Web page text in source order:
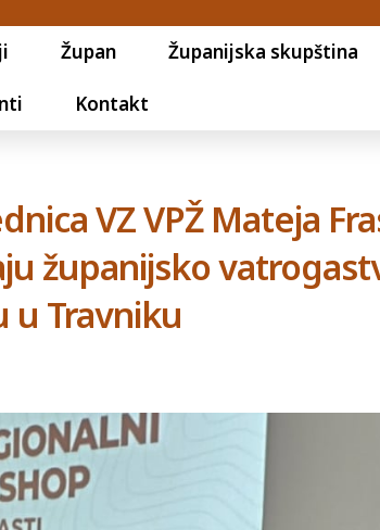
Župan Županijska skupština
Kontakt
VZ VPŽ Mateja
županijsko
u Travniku